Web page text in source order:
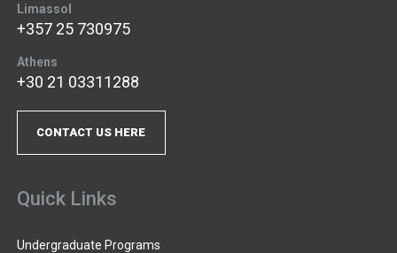
Limassol
+357 25 730975
Athens
+30 21 03311288
CONTACT US HERE
Quick Links
Undergraduate Programs